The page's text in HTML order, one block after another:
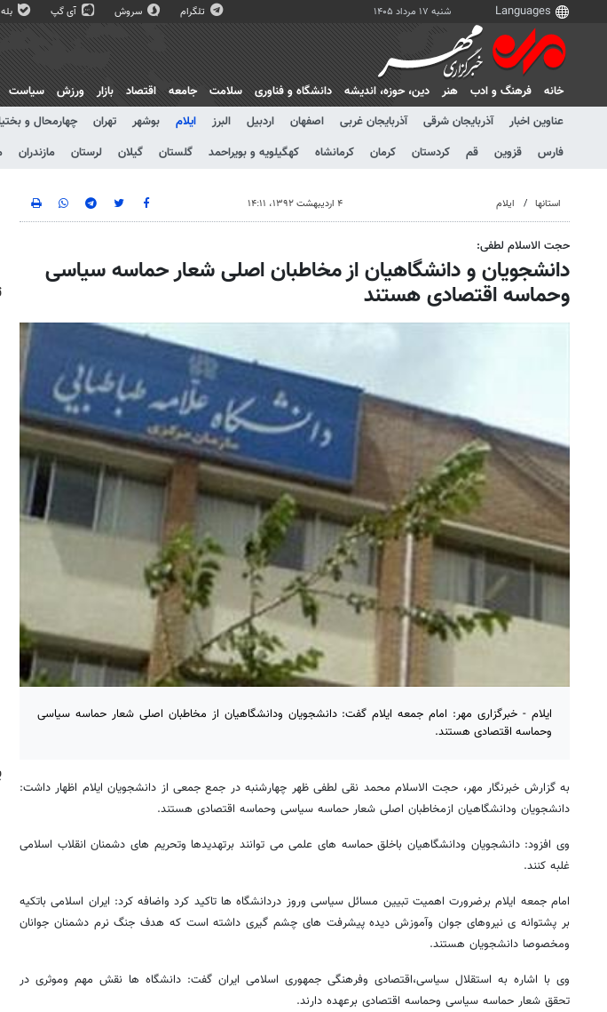
شنبه ۱۷ مرداد ۱۴۰۵ تلگرام سروش آی گپ بله
خانه فرهنگ و ادب هنر دين، حوزه، انديشه دانشگاه و فناوری سلامت جامعه اقتصاد بازار ورزش سیاست
عناوین اخبار
آذربایجان شرقی آذربایجان غربی اصفهان اردبیل البرز ایلام بوشهر تهران چهارمحال و
فارس
قزوین قم کردستان کرمان کرمانشاه کهگیلویه و بویراحمد گلستان گیلان لرستان مازندران
استانها ایلام ۴ اردیبهشت ۱۳۹۲، ۱۴:۱۱
حجت الاسلام لطفی:
دانشجویان و دانشگاهیان از مخاطبان اصلی شعار حماسه سیاسی
وحماسه اقتصادی هستند
ایلام - خبرگزاری مهر: امام جمعه ایلام گفت: دانشجویان ودانشگاهیان از مخاطبان اصلی شعار حماسه سیاسی
وحماسه اقتصادی هستند.
به گزارش خبرنگار مهر، حجت الاسلام محمد نقی لطفی ظهر چهارشنبه در جمع جمعی از دانشجویان ایلام اظهار داشت:
دانشجویان ودانشگاهیان ازمخاطبان اصلی شعار حماسه سیاسی وحماسه اقتصادی هستند.
وی افزود: دانشجویان ودانشگاهیان باخلق حماسه های علمی می توانند برتهدیدها وتحریم های دشمنان انقلاب اسلامی
غلبه کنند.
امام جمعه ایلام برضرورت اهمیت تبیین مسائل سیاسی وروز دردانشگاه ها تاکید کرد واضافه کرد: ایران اسلامی باتکیه
بر پشتوانه ی نیروهای جوان وآموزش دیده پیشرفت های چشم گیری داشته است که هدف جنگ نرم دشمنان جوانان
ومخصوصا دانشجویان هستند.
وی با اشاره به استقلال سیاسی،اقتصادی وفرهنگی جمهوری اسلامی ایران گفت: دانشگاه ها نقش مهم وموثری در
تحقق شعار حماسه سیاسی وحماسه اقتصادی برعهده دارند.